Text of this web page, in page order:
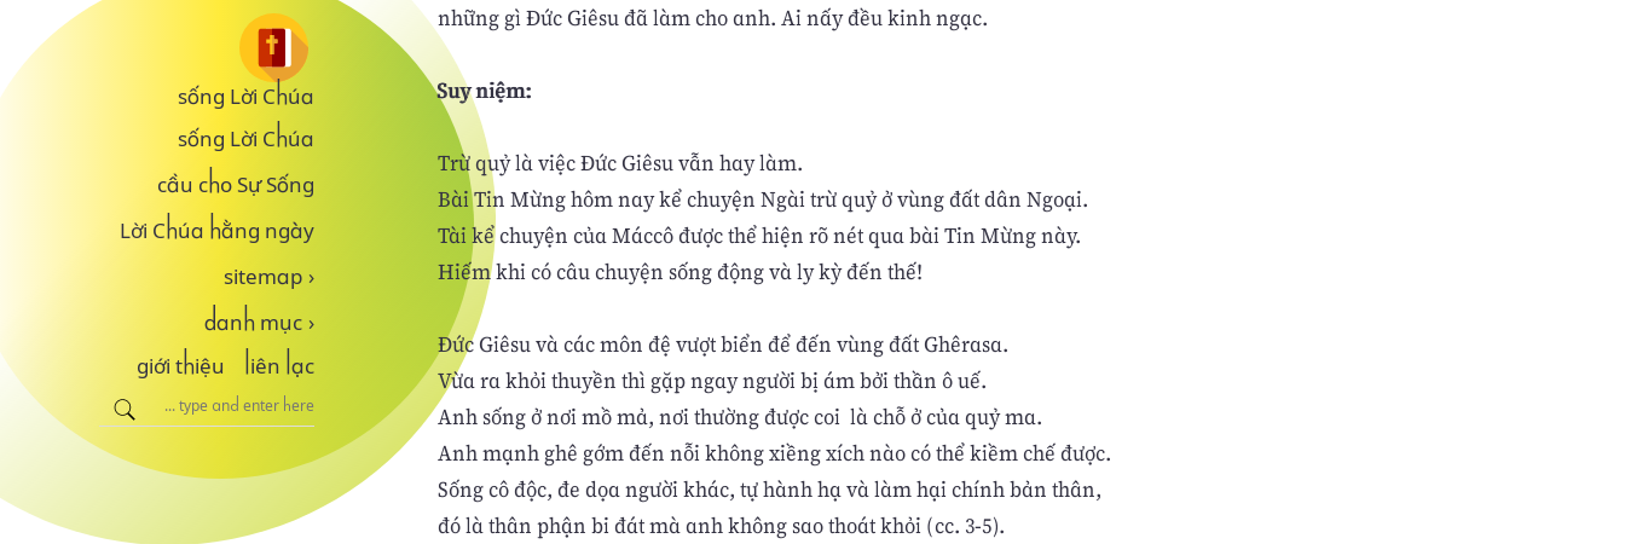
sống Lời Chúa
sống Lời Chúa
cầu cho Sự Sống
Lời Chúa hằng ngày
sitemap ›
danh mục ›
giới thiệu
liên lạc
những gì Ðức Giêsu đã làm cho anh. Ai nấy đều kinh ngạc.
Suy niệm:
Trừ quỷ là việc Đức Giêsu vẫn hay làm.
Bài Tin Mừng hôm nay kể chuyện Ngài trừ quỷ ở vùng đất dân Ngoại.
Tài kể chuyện của Máccô được thể hiện rõ nét qua bài Tin Mừng này.
Hiếm khi có câu chuyện sống động và ly kỳ đến thế!
Đức Giêsu và các môn đệ vượt biển để đến vùng đất Ghêrasa.
Vừa ra khỏi thuyền thì gặp ngay người bị ám bởi thần ô uế.
Anh sống ở nơi mồ mả, nơi thường được coi là chỗ ở của quỷ ma.
Anh mạnh ghê gớm đến nỗi không xiềng xích nào có thể kiềm chế được.
Sống cô độc, đe dọa người khác, tự hành hạ và làm hại chính bản thân,
đó là thân phận bi đát mà anh không sao thoát khỏi (cc. 3-5).